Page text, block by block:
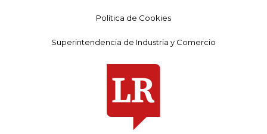
Política de Cookies
Superintendencia de Industria y Comercio